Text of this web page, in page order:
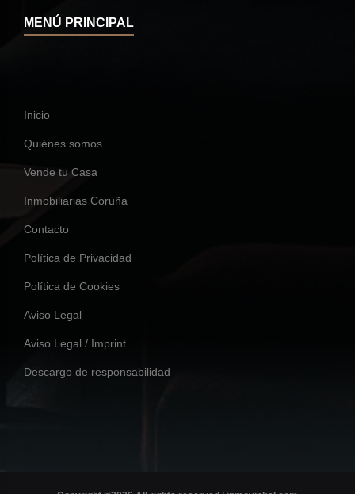
MENÚ PRINCIPAL
Inicio
Quiénes somos
Vende tu Casa
Inmobiliarias Coruña
Contacto
Política de Privacidad
Política de Cookies
Aviso Legal
Aviso Legal / Imprint
Descargo de responsabilidad